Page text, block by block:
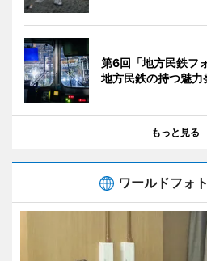
第6回「地方民鉄フ
地方民鉄の持つ魅力
もっと見る
ワールドフォ